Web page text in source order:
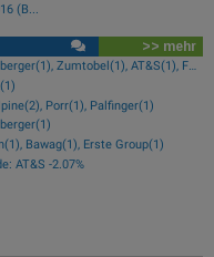
(B...
>> mehr
wikifolio-Trades Austro-Aktien 22-23: Wienerberger(1), Zumtobel(1), AT&S(1), Frequentis(1), FACC(1), Kontron(1)
Porr(1), Palfinger(1)
Bawag(1), Erste Group(1)
AT&S -2.07%